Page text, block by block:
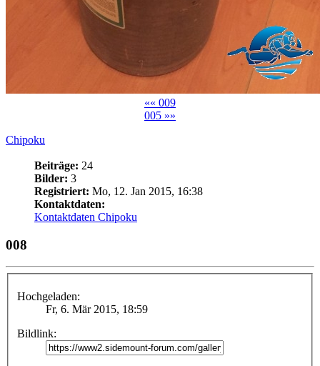
«« 009
005 »»
Chipoku
Beiträge: 24
Bilder: 3
Registriert: Mo, 12. Jan 2015, 16:38
Kontaktdaten:
Kontaktdaten Chipoku
008
Hochgeladen:
Fr, 6. Mär 2015, 18:59
Bildlink: